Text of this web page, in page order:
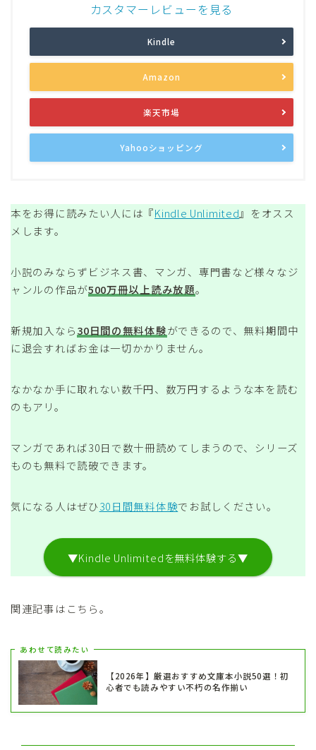
カスタマーレビューを見る
Kindle
Amazon
楽天市場
Yahooショッピング
本をお得に読みたい人には『Kindle Unlimited』をオスス
メします。
小説のみならずビジネス書、マンガ、専門書など様々なジ
ャンルの作品が500万冊以上読み放題。
新規加入なら30日間の無料体験ができるので、無料期間中
に退会すればお金は一切かかりません。
なかなか手に取れない数千円、数万円するような本を読む
のもアリ。
マンガであれば30日で数十冊読めてしまうので、シリーズ
ものも無料で読破できます。
気になる人はぜひ30日間無料体験でお試しください。
▼Kindle Unlimitedを無料体験する▼
関連記事はこちら。
あわせて読みたい
【2026年】厳選おすすめ文庫本小説50選！初
心者でも読みやすい不朽の名作揃い